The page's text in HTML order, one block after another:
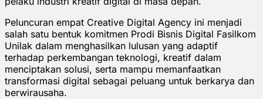
Peluncuran empat Creative Digital Agency ini menjadi
salah satu bentuk komitmen Prodi Bisnis Digital Fasilkom
Unilak dalam menghasilkan lulusan yang adaptif
terhadap perkembangan teknologi, kreatif dalam
menciptakan solusi, serta mampu memanfaatkan
transformasi digital sebagai peluang untuk berkarya dan
berwirausaha.